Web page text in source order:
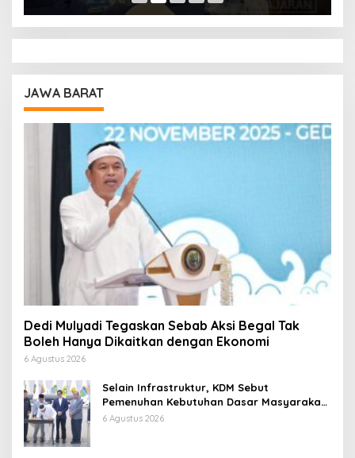
JAWA BARAT
Dedi Mulyadi Tegaskan Sebab Aksi Begal Tak
Boleh Hanya Dikaitkan dengan Ekonomi
6 Agustus 2026
Selain Infrastruktur, KDM Sebut
Pemenuhan Kebutuhan Dasar Masyarakat
Jadi Fokus APBD Jabar 2027
6 Agustus 2026